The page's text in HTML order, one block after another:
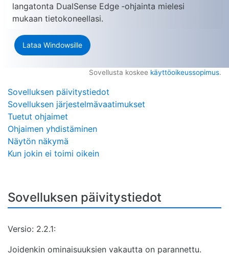
langatonta DualSense Edge ‑ohjainta mielesi
mukaan tietokoneellasi.
Lataa Windowsille
Sovellusta koskee käyttöoikeussopimus.
Sovelluksen päivitystiedot
Sovelluksen järjestelmävaatimukset
Tuetut ohjaimet
Ohjaimen yhdistäminen
Näytön näkymä
Kun jokin ei toimi oikein
Sovelluksen päivitystiedot
Versio: 2.2.1:
Joidenkin ominaisuuksien vakautta on parannettu.